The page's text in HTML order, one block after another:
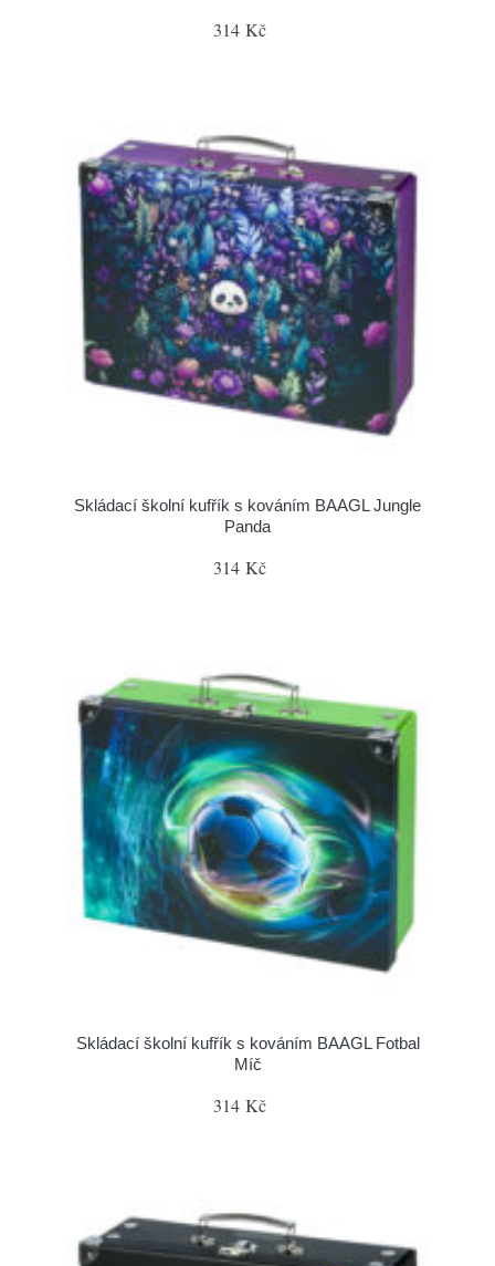
314 Kč
Skládací školní kufřík s kováním BAAGL Jungle
Panda
314 Kč
Skládací školní kufřík s kováním BAAGL Fotbal
Míč
314 Kč